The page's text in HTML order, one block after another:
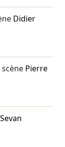
Didier
Pierre
Sevan